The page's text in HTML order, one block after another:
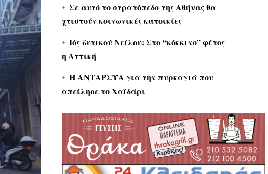
Σε αυτό το στρατόπεδο της Αθήνας θα
χτιστούν κοινωνικές κατοικίες
Ιός δυτικού Νείλου: Στο “κόκκινο” φέτος
η Αττική
Η ΑΝΤΑΡΣΥΑ για την πυρκαγιά που
απείλησε το Χαϊδάρι